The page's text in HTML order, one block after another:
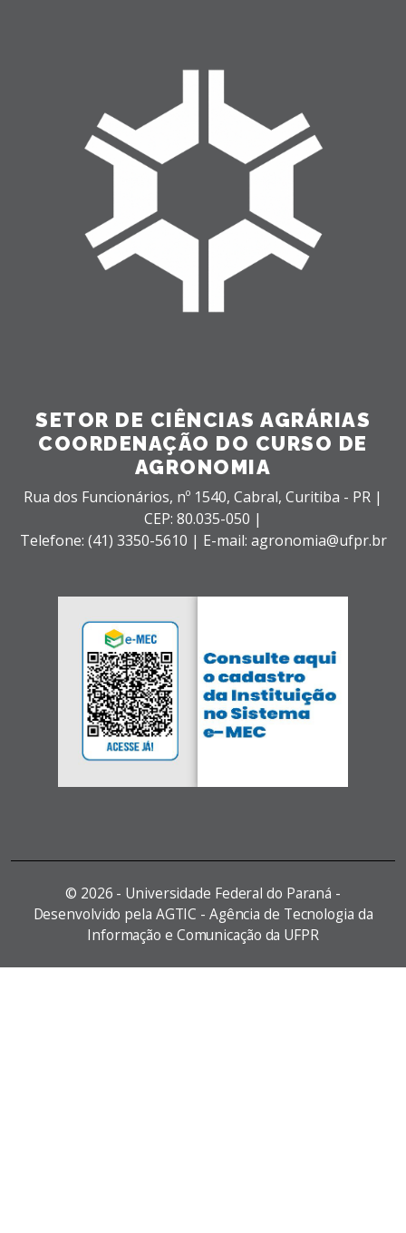
SETOR DE CIÊNCIAS AGRÁRIAS
COORDENAÇÃO DO CURSO DE
AGRONOMIA
Rua dos Funcionários, nº 1540, Cabral, Curitiba - PR |
CEP: 80.035-050 |
Telefone: (41) 3350-5610 | E-mail: agronomia@ufpr.br
© 2026 - Universidade Federal do Paraná -
Desenvolvido pela AGTIC - Agência de Tecnologia da
Informação e Comunicação da UFPR